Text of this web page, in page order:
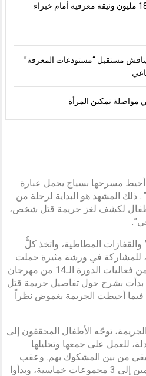
تعرض تجربتها في رقمنة أكثر من 18 مليون وثيقة معرفية أمام خبراء
الدولي للمكتبات 2026” يناقش مستقبل “مستودعات المعرفة”
مواصلة تمكين المرأة
مسرحها بسياج يحمل عبارة
ذلك المشهد هو البداية لرحلة من
لكشف لغز جريمة قتل شخص،
والقفازات المطاطية، واتخذ كلٌّ
للمشاركة في ورشة مثيرة حملت
اسم “علم الطب الشرعي” ضمن فعاليات الدورة الـ14 من مهرجان
بدأت بشرح حول تفاصيل جريمة قتل
أحيطت الجريمة بغموض نظراً
توجّه الأطفال المحققون إلى
مسرحها الذي تضمّن 6 أدلة، للعمل على جمعها وتحليلها
من بين المشكوك بهم. وعقب
ذلك عادوا إلى مقاعدهم مقسّمين إلى 3 مجموعات خماسية، وبدأوا